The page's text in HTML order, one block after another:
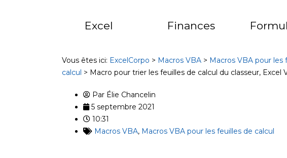
Excel Finances
Vous êtes ici: ExcelCorpo > Macros VBA > Macros VBA pour les
calcul > Macro pour trier les feuilles de calcul du classeur, Excel
Par Élie Chancelin
5 septembre 2021
10:31
Macros VBA, Macros VBA pour les feuilles de calcul